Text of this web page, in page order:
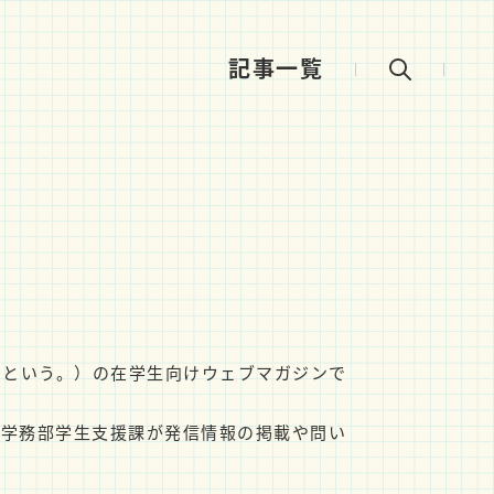
記事一覧
う。）の在学生向けウェブマガジンで
務部学生支援課が発信情報の掲載や問い